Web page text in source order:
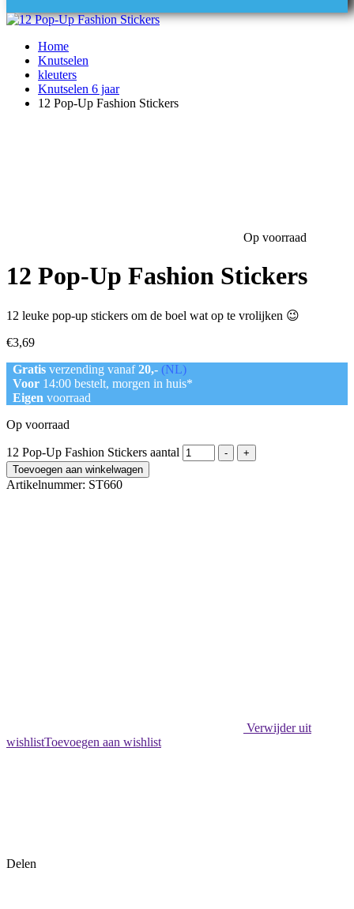
Home
Knutselen
kleuters
Knutselen 6 jaar
12 Pop-Up Fashion Stickers
Op voorraad
12 Pop-Up Fashion Stickers
12 leuke pop-up stickers om de boel wat op te vrolijken 😉
€3,69
Gratis verzending vanaf20,- (NL)
Voor 14:00 bestelt, morgen in huis*
Eigen voorraad
Op voorraad
12 Pop-Up Fashion Stickers aantal -
+
Toevoegen aan winkelwagen
Artikelnummer: ST660
Verwijder uit
wishlistToevoegen aan wishlist
Delen